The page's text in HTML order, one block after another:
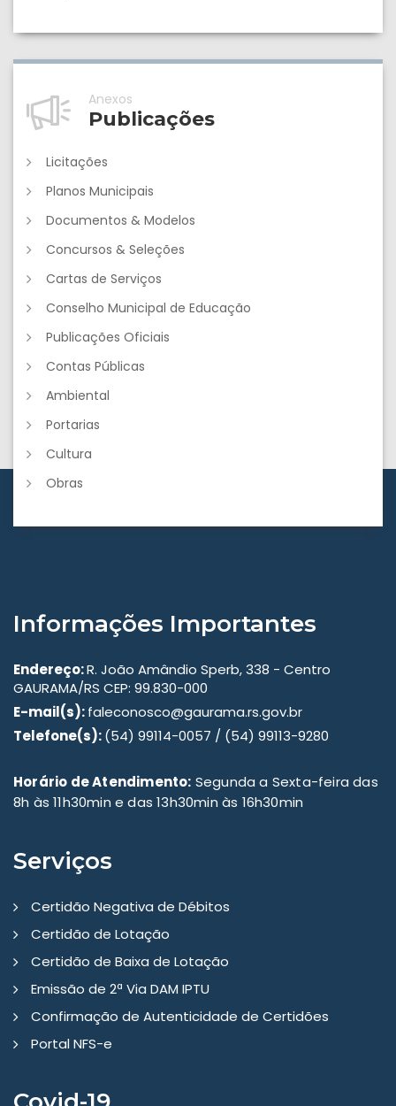
Anexos
Publicações
Licitações
Planos Municipais
Documentos & Modelos
Concursos & Seleções
Cartas de Serviços
Conselho Municipal de Educação
Publicações Oficiais
Contas Públicas
Ambiental
Portarias
Cultura
Obras
Informações Importantes
Endereço:R. João Amândio Sperb, 338 - Centro
GAURAMA/RS CEP: 99.830-000
E-mail(s):faleconosco@gaurama.rs.gov.br
Telefone(s):(54) 99114-0057 / (54) 99113-9280
Horário de Atendimento: Segunda a Sexta-feira das
8h às 11h30min e das 13h30min às 16h30min
Serviços
Certidão Negativa de Débitos
Certidão de Lotação
Certidão de Baixa de Lotação
Emissão de 2ª Via DAM IPTU
Confirmação de Autenticidade de Certidões
Portal NFS-e